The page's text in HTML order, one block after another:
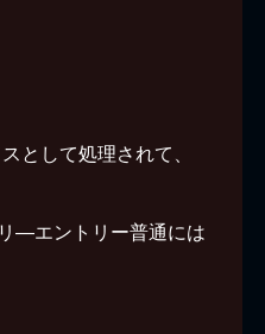
として処理されて、
―エントリー普通には